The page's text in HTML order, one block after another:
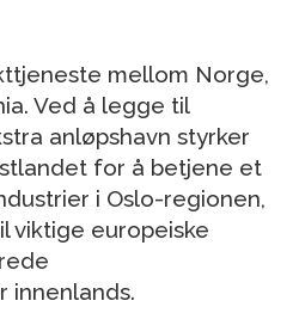
mellom Norge,
Ved å legge til
anløpshavn styrker
for å betjene et
i Oslo-regionen,
viktige europeiske
innenlands.